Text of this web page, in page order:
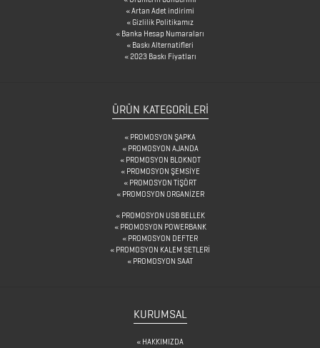
Artan Adet indirimi
Gizlilik Politikamız
Banka Hesap Numaraları
Baskı Alternatifleri
2023 Baskı Fiyatları
ÜRÜN KATEGORILERI
PROMOSYON ŞAPKA
PROMOSYON AJANDA
PROMOSYON BLOKNOT
PROMOSYON ŞEMSİYE
PROMOSYON TİŞÖRT
PROMOSYON ORGANİZER
PROMOSYON USB BELLEK
PROMOSYON POWERBANK
PROMOSYON DEFTER
PROMOSYON KALEM SETLERİ
PROMOSYON SAAT
KURUMSAL
HAKKIMIZDA